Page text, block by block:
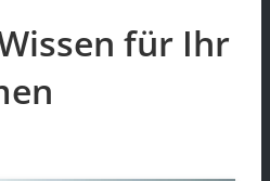
für Ihr